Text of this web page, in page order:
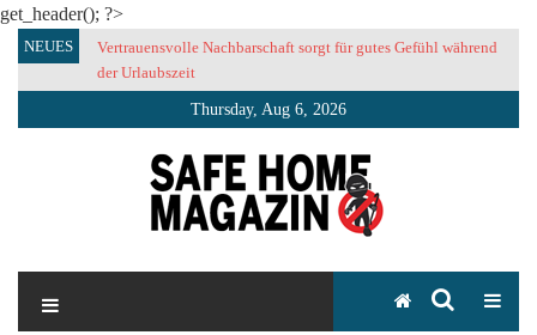
get_header(); ?>
SkipNEUES
Vertrauensvolle Nachbarschaft sorgt für gutes Gefühl während
der Urlaubszeit
Thursday, Aug 6, 2026
SAFE HOME Magazin